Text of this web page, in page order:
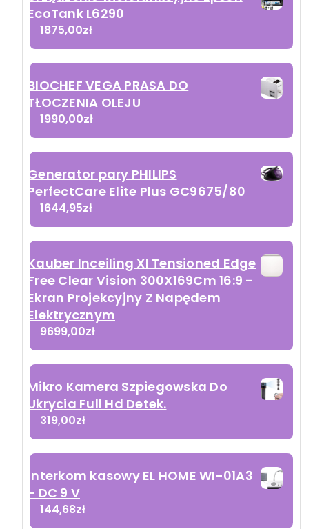
EcoTank L6290
1875,00zł
BIOCHEF VEGA PRASA DO
TŁOCZENIA OLEJU
1990,00zł
Generator pary PHILIPS
PerfectCare Elite Plus GC9675/80
1644,95zł
Kauber Inceiling Xl Tensioned Edge
Free Clear Vision 300X169Cm 16:9 -
Ekran Projekcyjny Z Napędem
Elektrycznym
9699,00zł
Mikro Kamera Szpiegowska Do
Ukrycia Full Hd Detek.
319,00zł
Interkom kasowy EL HOME WI-01A3
- DC 9 V
144,68zł